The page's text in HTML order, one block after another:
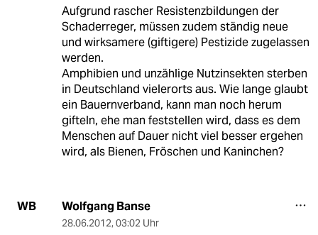
Aufgrund rascher Resistenzbildungen der
Schaderreger, müssen zudem ständig neue
und wirksamere (giftigere) Pestizide zugelassen
werden.
Amphibien und unzählige Nutzinsekten sterben
in Deutschland vielerorts aus. Wie lange glaubt
ein Bauernverband, kann man noch herum
gifteln, ehe man feststellen wird, dass es dem
Menschen auf Dauer nicht viel besser ergehen
wird, als Bienen, Fröschen und Kaninchen?
WB Wolfgang Banse
28.06.2012, 03:02 Uhr